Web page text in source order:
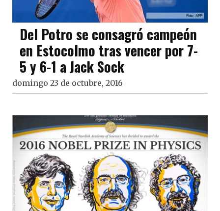
Del Potro se consagró campeón
en Estocolmo tras vencer por 7-
5 y 6-1 a Jack Sock
domingo 23 de octubre, 2016